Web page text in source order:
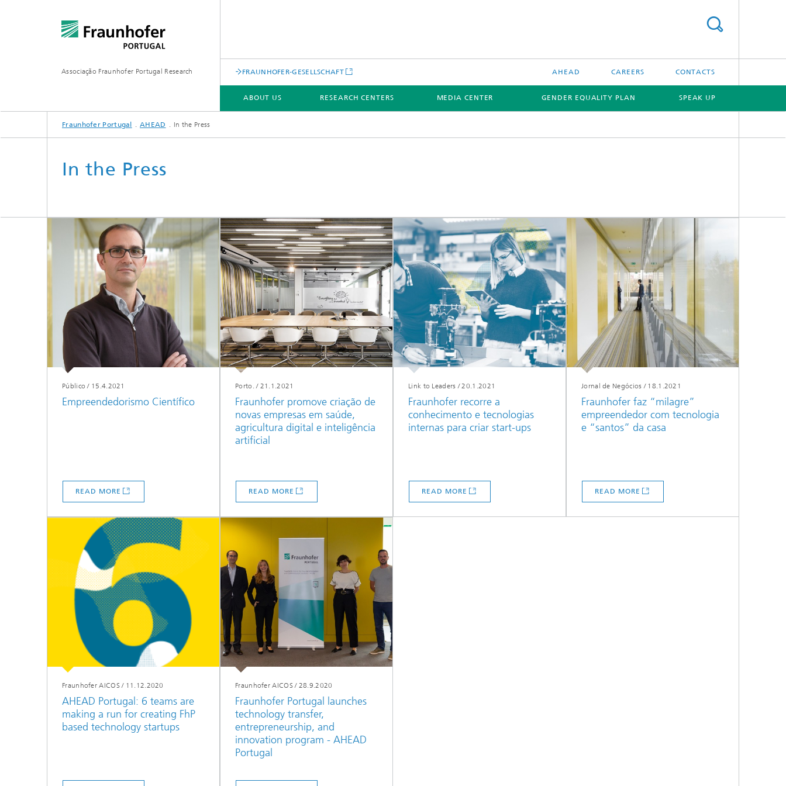
Associação Fraunhofer Portugal Research FRAUNHOFER-GESELLSCHAFT AHEAD CAREERS CONTACTS
ABOUT US RESEARCH CENTERS MEDIA CENTER GENDER EQUALITY PLAN SPEAK UP
Fraunhofer Portugal AHEAD In the Press
In the Press
Público / 15.4.2021
Empreendedorismo Científico
READ MORE
Porto./ 21.1.2021
Fraunhofer promove criação de
novas empresas em saúde,
agricultura digital e inteligência
artificial
READ MORE
Link to Leaders /20.1.2021
Fraunhofer recorre a
conhecimento e tecnologias
internas para criar start-ups
READ MORE
Jornal de Negócios / 18.1.2021
Fraunhofer faz “milagre”
empreendedor com tecnologia
e “santos” da casa
READ MORE
Fraunhofer AICOS/ 11.12.2020
AHEAD Portugal: 6 teams are
making a run for creating FhP
based technology startups
Fraunhofer AICOS/ 28.9.2020
Fraunhofer Portugal launches
technology transfer,
entrepreneurship, and
innovation program - AHEAD
Portugal